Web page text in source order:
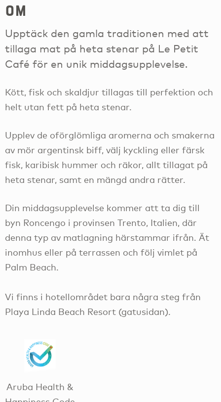
om
Upptäck den gamla traditionen med att
tillaga mat på heta stenar på Le Petit
Café för en unik middagsupplevelse.
Kött, fisk och skaldjur tillagas till perfektion och
helt utan fett på heta stenar.
Upplev de oförglömliga aromerna och smakerna
av mör argentinsk biff, välj kyckling eller färsk
fisk, karibisk hummer och räkor, allt tillagat på
heta stenar, samt en mängd andra rätter.
Din middagsupplevelse kommer att ta dig till
byn Roncengo i provinsen Trento, Italien, där
denna typ av matlagning härstammar ifrån. Ät
inomhus eller på terrassen och följ vimlet på
Palm Beach.
Vi finns i hotellområdet bara några steg från
Playa Linda Beach Resort (gatusidan).
Aruba Health &